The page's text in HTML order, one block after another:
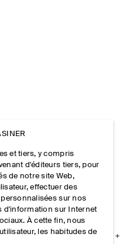
et tiers, y compris
d'éditeurs tiers, pour
de notre site Web,
effectuer des
sur nos
d'information sur Internet
À cette fin, nous
les habitudes de